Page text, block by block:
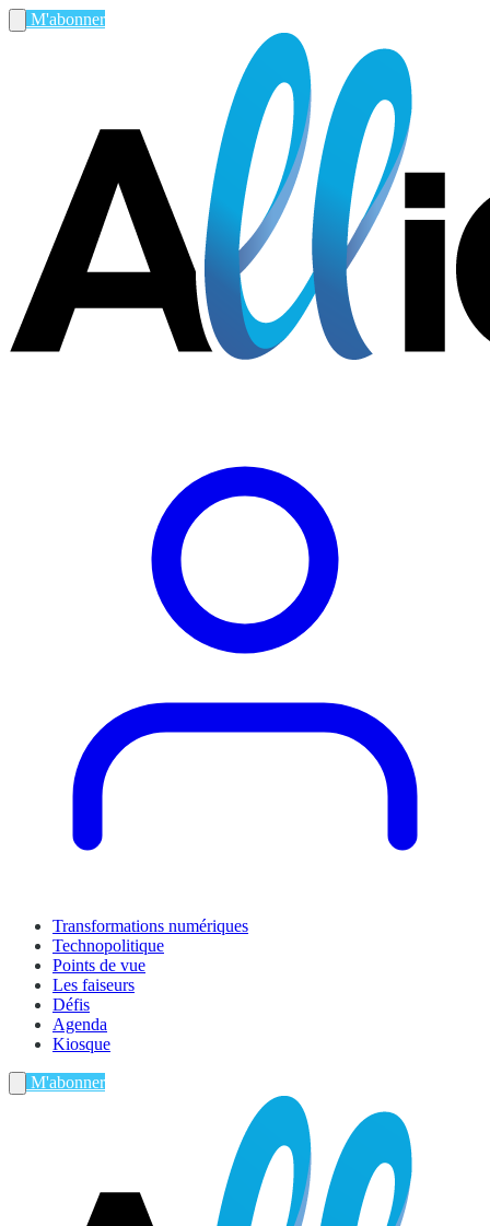
M'abonner
Transformations numériques
Technopolitique
Points de vue
Les faiseurs
Défis
Agenda
Kiosque
M'abonner